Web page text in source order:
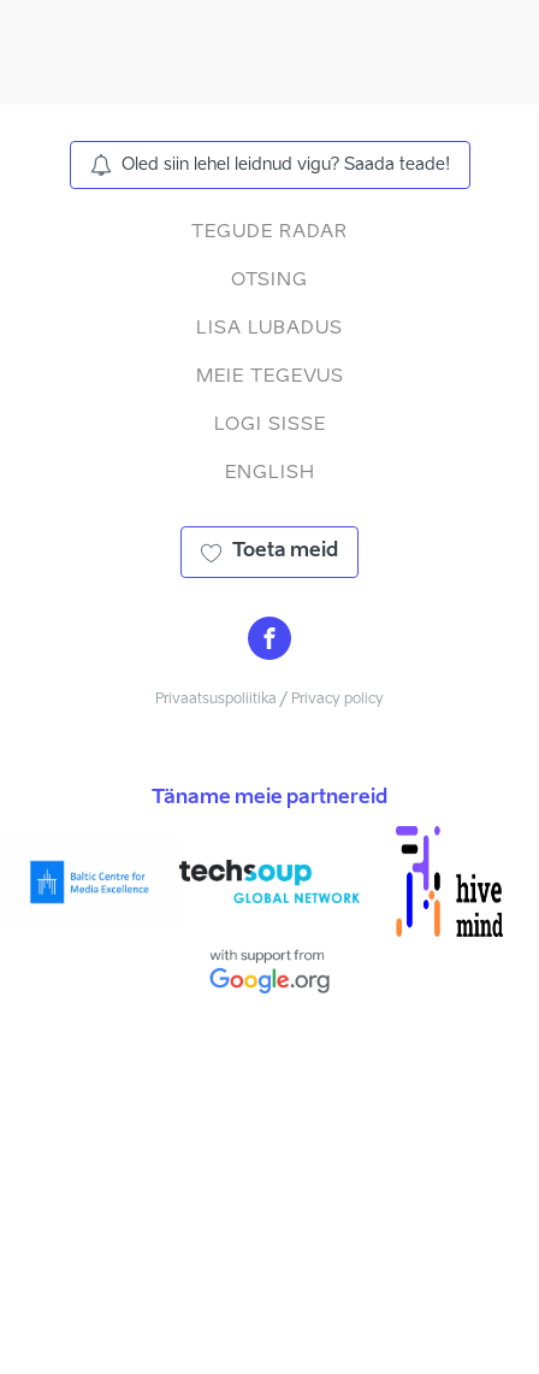
Oled siin lehel leidnud vigu? Saada teade!
TEGUDE RADAR
OTSING
LISA LUBADUS
MEIE TEGEVUS
LOGI SISSE
ENGLISH
Toeta meid
Privaatsuspoliitika / Privacy policy
Täname meie partnereid